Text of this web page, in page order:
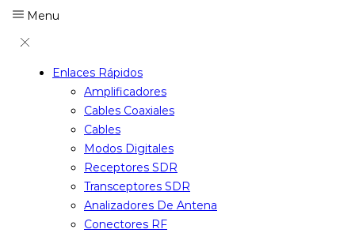
Menu
Enlaces Rápidos
Amplificadores
Cables Coaxiales
Cables
Modos Digitales
Receptores SDR
Transceptores SDR
Analizadores De Antena
Conectores RF